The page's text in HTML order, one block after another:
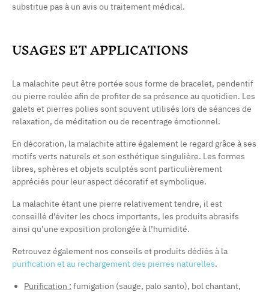
(1 avis)
substitue pas à un avis ou traitement médical.
USAGES ET APPLICATIONS
La malachite peut être portée sous forme de bracelet, pendentif
ou pierre roulée afin de profiter de sa présence au quotidien. Les
galets et pierres polies sont souvent utilisés lors de séances de
relaxation, de méditation ou de recentrage émotionnel.
En décoration, la malachite attire également le regard grâce à ses
motifs verts naturels et son esthétique singulière. Les formes
libres, sphères et objets sculptés sont particulièrement
appréciés pour leur aspect décoratif et symbolique.
La malachite étant une pierre relativement tendre, il est
conseillé d’éviter les chocs importants, les produits abrasifs
ainsi qu’une exposition prolongée à l’humidité.
Retrouvez également nos conseils et produits dédiés à la
purification et au rechargement des pierres naturelles.
Purification : fumigation (sauge, palo santo), bol chantant,